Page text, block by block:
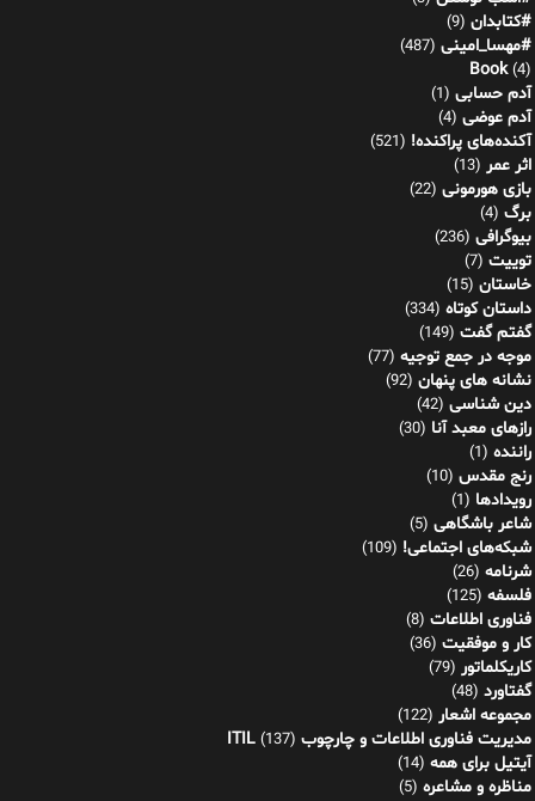
#کتابدان (9)
#مهسا_امینی (487)
Book(4)
آدم حسابی (1)
آدم عوضی (4)
آکنده‌های پراکنده! (521)
اثر عمر (13)
بازی هورمونی (22)
برگ (4)
بیوگرافی (236)
توییت (7)
خاستان (15)
داستان کوتاه (334)
گفتم گفت (149)
موجه در جمع توجیه (77)
نشانه های پنهان (92)
دین شناسی (42)
رازهای معبد آنا (30)
راننده (1)
رنج مقدس (10)
رویدادها (1)
شاعر باشگاهی (5)
شبکه‌های اجتماعی! (109)
شرنامه (26)
فلسفه (125)
فناوری اطلاعات (8)
کار و موفقیت (36)
کاریکلماتور (79)
گفتاورد (48)
مجموعه اشعار (122)
مدیریت فناوری اطلاعات و چارچوب ITIL (137)
آیتیل برای همه (14)
مناظره و مشاعره (5)